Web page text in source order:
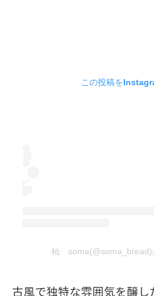
この投稿を
杣 soma(@soma_bread)
古風で独特な雰囲気を醸